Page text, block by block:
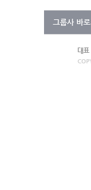
그룹사 바로